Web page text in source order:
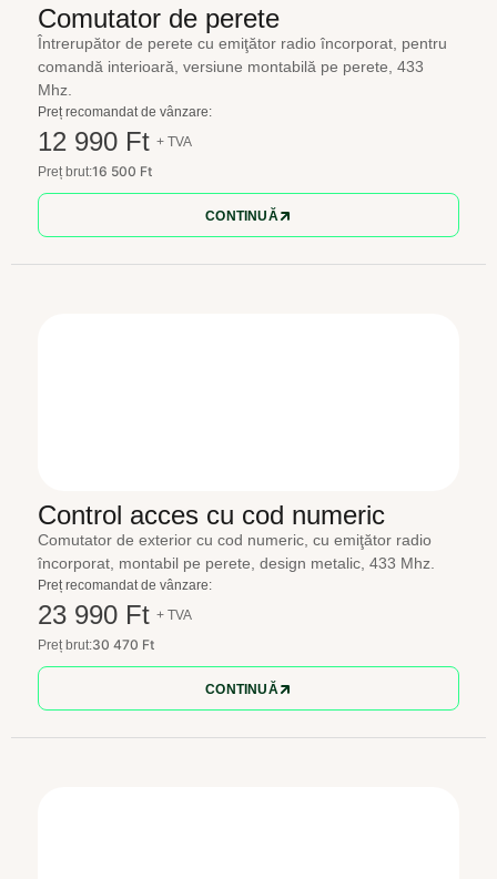
Comutator de perete
Întrerupător de perete cu emiţător radio încorporat, pentru
comandă interioară, versiune montabilă pe perete, 433
Mhz.
Preț recomandat de vânzare:
12 990 Ft + TVA
Preț brut:16 500 Ft
CONTINUĂ
Control acces cu cod numeric
Comutator de exterior cu cod numeric, cu emiţător radio
încorporat, montabil pe perete, design metalic, 433 Mhz.
Preț recomandat de vânzare:
23 990 Ft + TVA
Preț brut:30 470 Ft
CONTINUĂ